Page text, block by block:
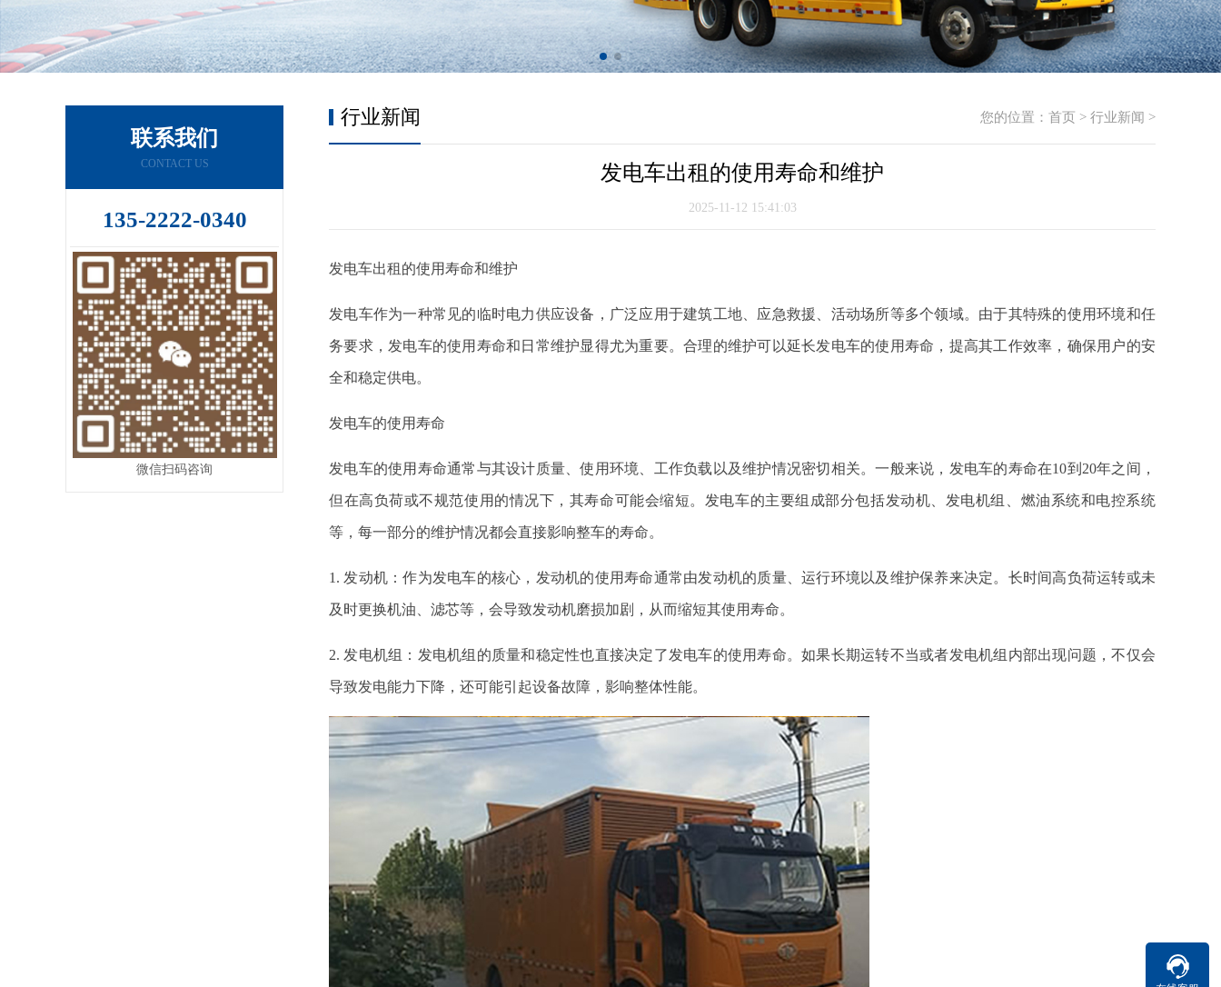
联系我们
CONTACT US
135-2222-0340
微信扫码咨询
您的位置： 首页 > 行业新闻 >
行业新闻
发电车出租的使用寿命和维护
2025-11-12 15:41:03
发电车出租的使用寿命和维护
发电车作为一种常见的临时电力供应设备，广泛应用于建筑工地、应急救援、活动场所等多个领域。由于其特殊的使用环境和任
务要求，发电车的使用寿命和日常维护显得尤为重要。合理的维护可以延长发电车的使用寿命，提高其工作效率，确保用户的安
全和稳定供电。
发电车的使用寿命
发电车的使用寿命通常与其设计质量、使用环境、工作负载以及维护情况密切相关。一般来说，发电车的寿命在10到20年之间，
但在高负荷或不规范使用的情况下，其寿命可能会缩短。发电车的主要组成部分包括发动机、发电机组、燃油系统和电控系统
等，每一部分的维护情况都会直接影响整车的寿命。
1. 发动机：作为发电车的核心，发动机的使用寿命通常由发动机的质量、运行环境以及维护保养来决定。长时间高负荷运转或未
及时更换机油、滤芯等，会导致发动机磨损加剧，从而缩短其使用寿命。
2. 发电机组：发电机组的质量和稳定性也直接决定了发电车的使用寿命。如果长期运转不当或者发电机组内部出现问题，不仅会
导致发电能力下降，还可能引起设备故障，影响整体性能。